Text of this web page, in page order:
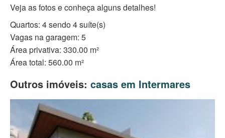
Veja as fotos e conheça alguns detalhes!
Quartos: 4 sendo 4 suíte(s)
Vagas na garagem: 5
Área privativa: 330.00 m²
Área total: 560.00 m²
Outros imóveis: casas em Intermares